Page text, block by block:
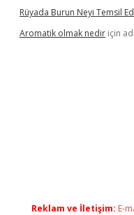
Rüyada Burun Neyi Temsil
Aromatik olmak nedir için
Reklam ve İletişim: E-